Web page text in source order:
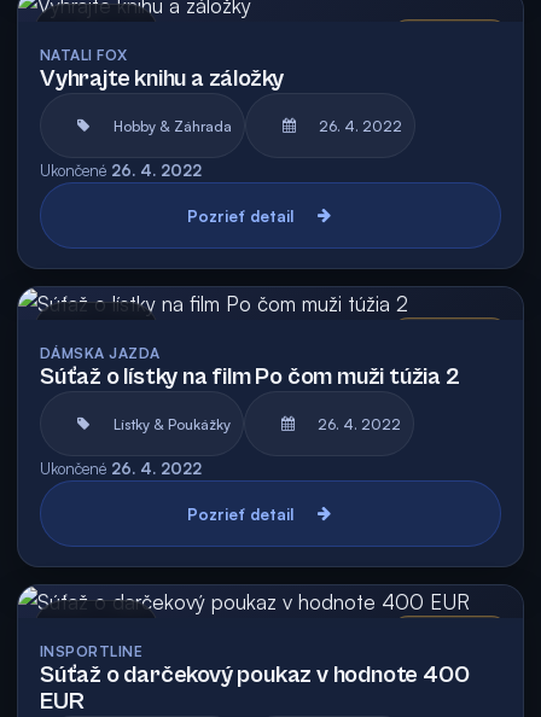
NATALI FOX
Vyhrajte knihu a záložky
Hobby & Záhrada 26. 4. 2022
Ukončené 26. 4. 2022
Pozrieť detail
DÁMSKA JAZDA
Súťaž o lístky na film Po čom muži túžia 2
Lístky & Poukážky 26. 4. 2022
Ukončené 26. 4. 2022
Pozrieť detail
INSPORTLINE
Súťaž o darčekový poukaz v hodnote 400
EUR